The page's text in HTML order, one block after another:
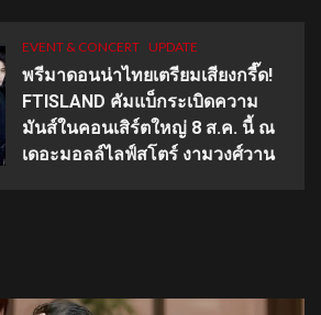
EVENT & CONCERT UPDATE
พรีมาดอนน่าไทยเตรียมเสียงกรี๊ด!
FTISLAND คัมแบ็กระเบิดความ
มันส์ในคอนเสิร์ตใหญ่ 8 ส.ค. นี้ ณ
เดอะมอลล์ไลฟ์สโตร์ งามวงศ์วาน